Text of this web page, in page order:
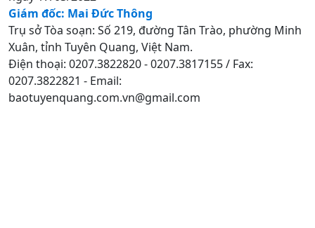
Giám đốc: Mai Đức Thông
Trụ sở Tòa soạn: Số 219, đường Tân Trào, phường Minh
Xuân, tỉnh Tuyên Quang, Việt Nam.
Điện thoại: 0207.3822820 - 0207.3817155 / Fax:
0207.3822821 - Email:
baotuyenquang.com.vn@gmail.com